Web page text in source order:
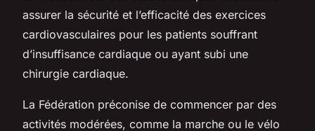
assurer la sécurité et l’efficacité des exercices
cardiovasculaires pour les patients souffrant
d’insuffisance cardiaque ou ayant subi une
chirurgie cardiaque.
La Fédération préconise de commencer par des
activités modérées, comme la marche ou le vélo